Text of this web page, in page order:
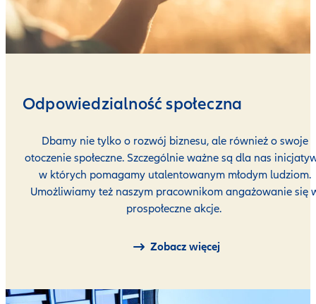
Odpowiedzialność społeczna
Dbamy nie tylko o rozwój biznesu, ale również o swoje
otoczenie społeczne. Szczególnie ważne są dla nas
w których pomagamy utalentowanym młodym ludziom.
Umożliwiamy też naszym pracownikom angażowanie się
prospołeczne akcje.
Zobacz więcej